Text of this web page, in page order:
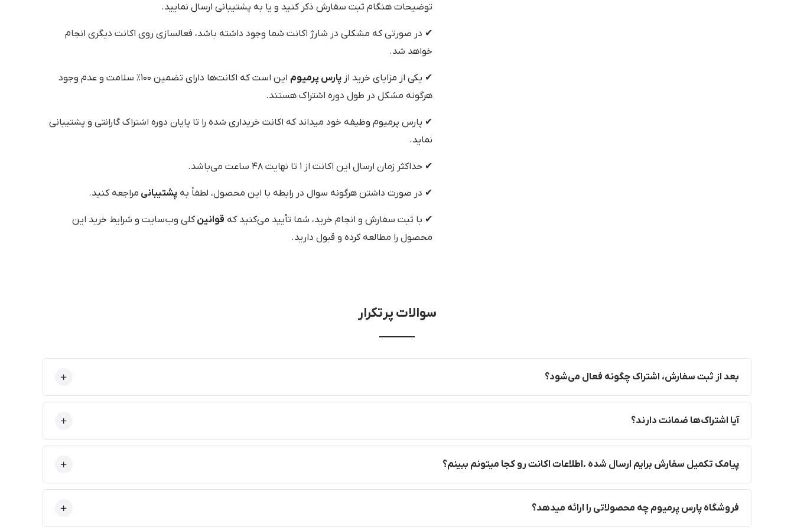
توضیحات هنگام ثبت سفارش ذکر کنید و یا به پشتیبانی ارسال نمایید.
✔ در صورتی که مشکلی در شارژ اکانت شما وجود داشته باشد، فعالسازی روی اکانت دیگری انجام
خواهد شد.
✔ یکی از مزایای خرید از پارس پرمیوم
این است که اکانت‌ها دارای تضمین ۱۰۰٪ سلامت و عدم وجود
هرگونه مشکل در طول دوره اشتراک هستند.
✔ پارس پرمیوم وظیفه خود میداند که اکانت خریداری شده را تا پایان دوره اشتراک گارانتی و پشتیبانی
نماید.
✔ حداکثر زمان ارسال این اکانت از ۱ تا نهایت ۴۸ ساعت می‌باشد.
✔ در صورت داشتن هرگونه سوال در رابطه با این محصول، لطفاً به پشتیبانی مراجعه کنید.
✔ با ثبت سفارش و انجام خرید، شما تأیید می‌کنید که قوانینکلی وب‌سایت و شرایط خرید این
محصول را مطالعه کرده و قبول دارید.
سوالات پرتکرار
بعد از ثبت سفارش، اشتراک چگونه فعال می‌شود؟
آیا اشتراک‌ها ضمانت دارند؟
پیامک تکمیل سفارش برایم ارسال شده .اطلاعات اکانت رو کجا میتونم ببینم؟
فروشگاه پارس پرمیوم چه محصولاتی را ارائه میدهد؟